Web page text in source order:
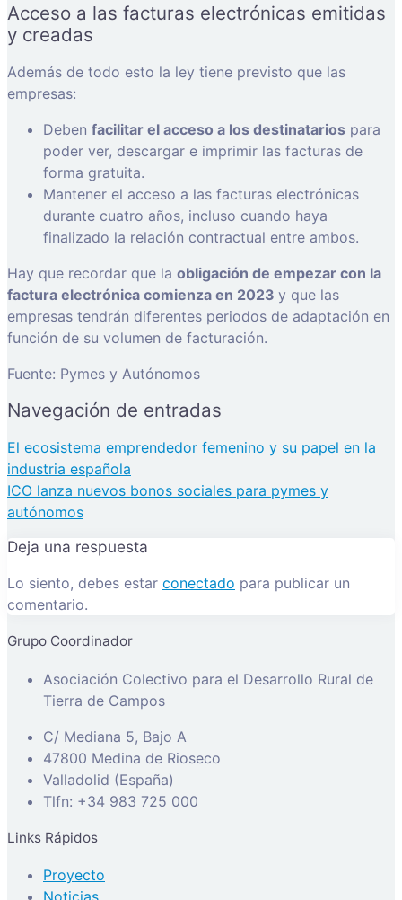
Acceso a las facturas electrónicas emitidas
y creadas
Además de todo esto la ley tiene previsto que las
empresas:
Deben facilitar el acceso a los destinatarios para
poder ver, descargar e imprimir las facturas de
forma gratuita.
Mantener el acceso a las facturas electrónicas
durante cuatro años, incluso cuando haya
finalizado la relación contractual entre ambos.
Hay que recordar que la obligación de empezar con la
factura electrónica comienza en 2023 y que las
empresas tendrán diferentes periodos de adaptación en
función de su volumen de facturación.
Fuente: Pymes y Autónomos
Navegación de entradas
El ecosistema emprendedor femenino y su papel en la
industria española
ICO lanza nuevos bonos sociales para pymes y
autónomos
Deja una respuesta
Lo siento, debes estar conectado para publicar un
comentario.
Grupo Coordinador
Asociación Colectivo para el Desarrollo Rural de
Tierra de Campos
C/ Mediana 5, Bajo A
47800 Medina de Rioseco
Valladolid (España)
Tlfn: +34 983 725 000
Links Rápidos
Proyecto